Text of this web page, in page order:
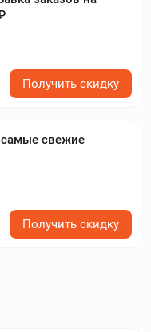
Получить скидку
свежие
Получить скидку